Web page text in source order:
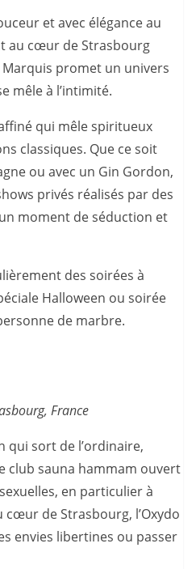
et avec élégance au
au cœur de Strasbourg
Marquis promet un univers
mêle à l’intimité.
qui mêle spiritueux
classiques. Que ce soit
ou avec un Gin Gordon,
privés réalisés par des
moment de séduction et
des soirées à
Halloween ou soirée
de marbre.
France
qui sort de l’ordinaire,
club sauna hammam ouvert
en particulier à
cœur de Strasbourg, l’Oxydo
envies libertines ou passer